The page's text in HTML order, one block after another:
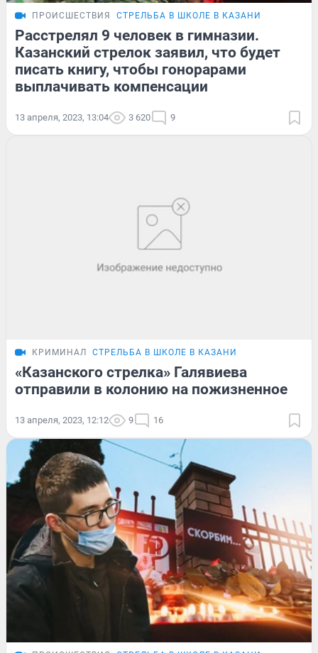
ПРОИСШЕСТВИЯ СТРЕЛЬБА В ШКОЛЕ В КАЗАНИ
Расстрелял 9 человек в гимназии.
Казанский стрелок заявил, что будет
писать книгу, чтобы гонорарами
выплачивать компенсации
13 апреля, 2023, 13:04 3 620 9
КРИМИНАЛ СТРЕЛЬБА В ШКОЛЕ В КАЗАНИ
«Казанского стрелка» Галявиева
отправили в колонию на пожизненное
13 апреля, 2023, 12:12 9 16